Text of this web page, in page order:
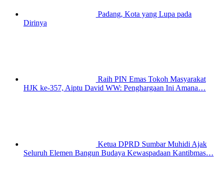
Padang, Kota yang Lupa pada
Dirinya
Raih PIN Emas Tokoh Masyarakat
HJK ke-357, Aiptu David WW: Penghargaan Ini Amana…
Ketua DPRD Sumbar Muhidi Ajak
Seluruh Elemen Bangun Budaya Kewaspadaan Kantibmas…